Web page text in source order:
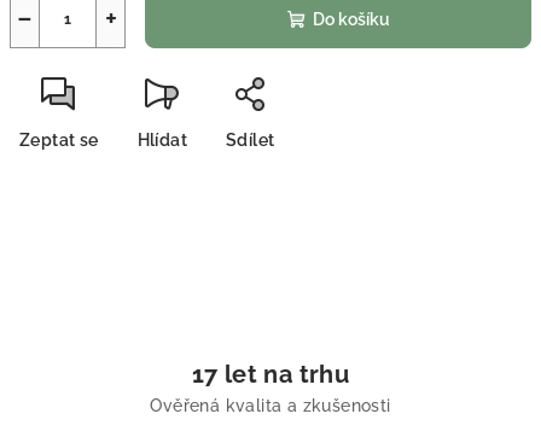
+
− Do košíku
Zeptat se Hlídat Sdílet
17 let na trhu
Ověřená kvalita a zkušenosti